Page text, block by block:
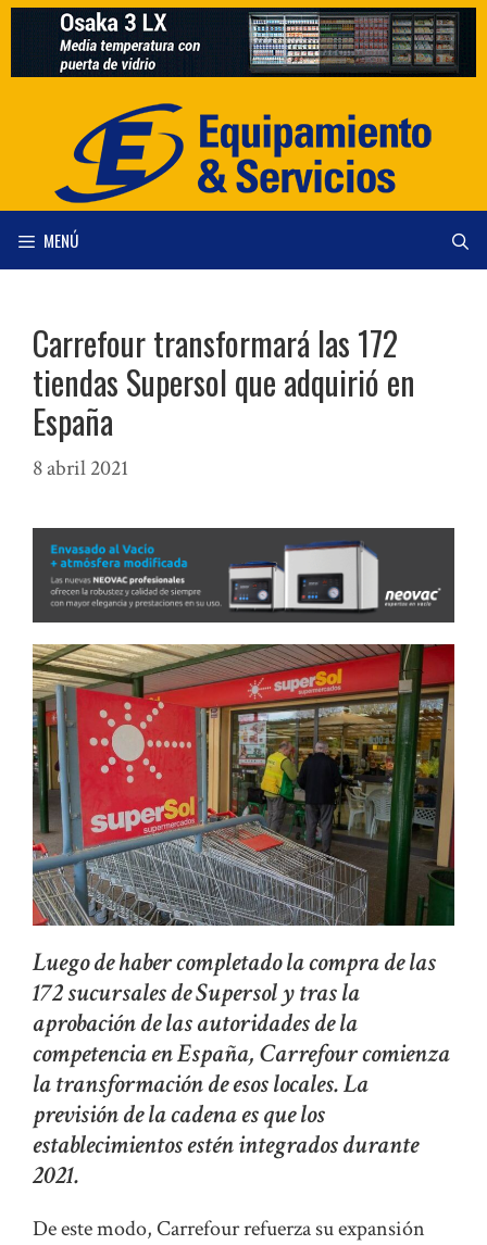
Saltar
contenido
MENÚ
Carrefour transformará las 172
tiendas Supersol que adquirió en
España
8 abril 2021
Luego de haber completado la compra de las
172 sucursales de Supersol y tras la
aprobación de las autoridades de la
competencia en España, Carrefour comienza
la transformación de esos locales. La
previsión de la cadena es que los
establecimientos estén integrados durante
2021.
De este modo, Carrefour refuerza su expansión